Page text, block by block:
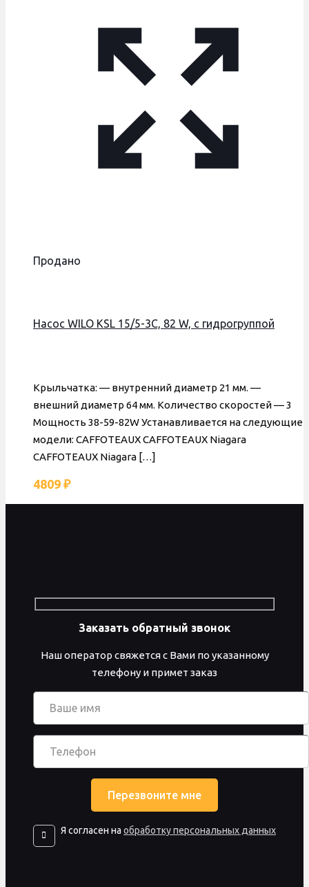
Продано
Насос WILO KSL 15/5-3C, 82 W, с гидрогруппой
Крыльчатка: — внутренний диаметр 21 мм. —
внешний диаметр 64 мм. Количество скоростей — 3
Мощность 38-59-82W Устанавливается на следующие
модели: CAFFOTEAUX CAFFOTEAUX Niagara
CAFFOTEAUX Niagara […]
4809 ₽
Заказать обратный звонок
Наш оператор свяжется с Вами по указанному
телефону и примет заказ
Я согласен на обработку персональных данных